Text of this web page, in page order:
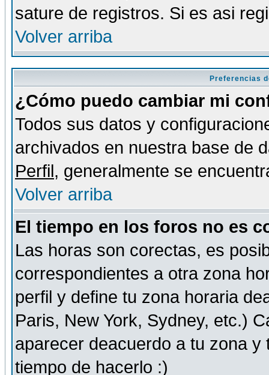
sature de registros. Si es asi
Volver arriba
Preferencias
¿Cómo puedo cambiar mi
Todos sus datos y
archivados en nuestra base de
Perfil, generalmente se
Volver arriba
El tiempo en los foros no es
Las horas son corectas, es
correspondientes a otra zona
perfil y define tu zona horaria
Paris, New York, Sydney, etc.)
aparecer deacuerdo a tu zona
tiempo de hacerlo :)